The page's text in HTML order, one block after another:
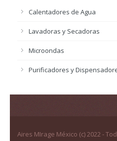
Calentadores de Agua
Lavadoras y Secadoras
Microondas
Purificadores y
Aires MIrage México (c) 2022 -